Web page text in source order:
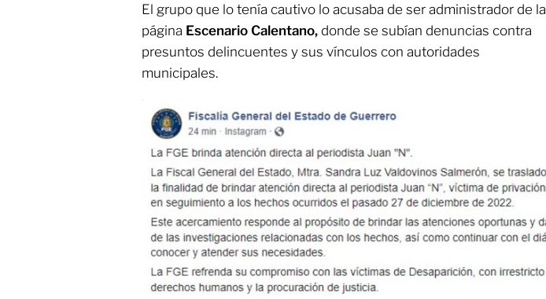
El grupo que lo tenía cautivo lo acusaba de ser administrador de la
página Escenario Calentano, donde se subían denuncias contra
presuntos delincuentes y sus vínculos con autoridades
municipales.